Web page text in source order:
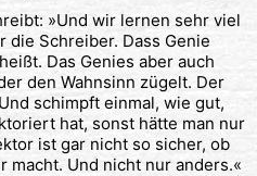
»Und wir lernen sehr viel
die Schreiber. Dass Genie
Das Genies aber auch
den Wahnsinn zügelt. Der
schimpft einmal, wie gut,
hat, sonst hätte man nur
ist gar nicht so sicher, ob
Und nicht nur anders.«